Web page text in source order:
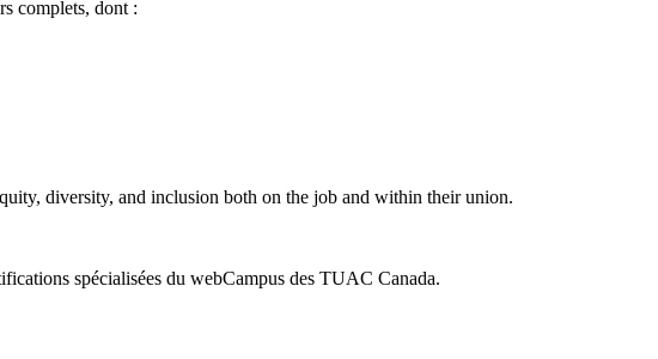
complets, dont :
diversity, and inclusion both on the job and within their union.
spécialisées du webCampus des TUAC Canada.